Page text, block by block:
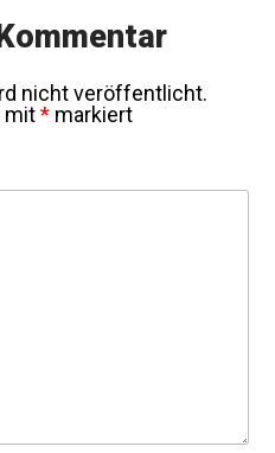
nicht veröffentlicht.
mit* markiert